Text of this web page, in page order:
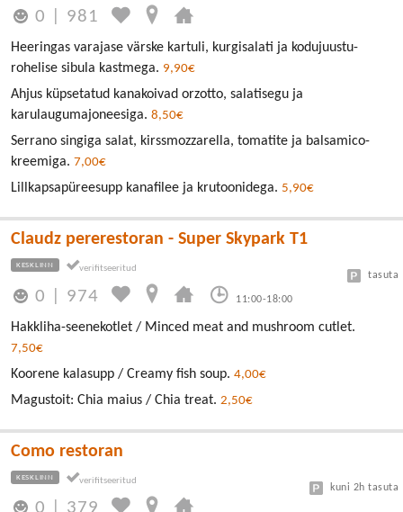
0 981
Heeringas varajase värske kartuli, kurgisalati ja kodujuustu-
rohelise sibula kastmega. 9,90€
Ahjus küpsetatud kanakoivad orzotto, salatisegu ja
karulaugumajoneesiga. 8,50€
Serrano singiga salat, kirssmozzarella, tomatite ja balsamico-
kreemiga. 7,00€
Lillkapsapüreesupp kanafilee ja krutoonidega. 5,90€
Claudz pererestoran - Super Skypark T1
KESKLINN
0 974 11:00-18:00
tasuta
Hakkliha-seenekotlet / Minced meat and mushroom cutlet.
7,50€
Koorene kalasupp / Creamy fish soup. 4,00€
Magustoit: Chia maius / Chia treat. 2,50€
Como restoran
KESKLINN
0 379
kuni 2h tasuta